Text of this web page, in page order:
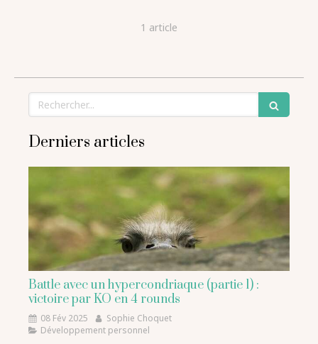
1 article
Rechercher
Derniers articles
Battle avec un hypercondriaque (partie 1) :
victoire par KO en 4 rounds
08 Fév 2025
Sophie Choquet
Développement personnel